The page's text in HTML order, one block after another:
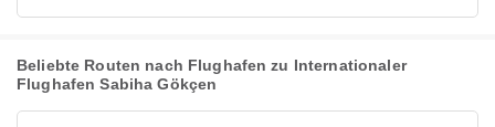
Beliebte Routen nach Flughafen zu Internationaler
Flughafen Sabiha Gökçen